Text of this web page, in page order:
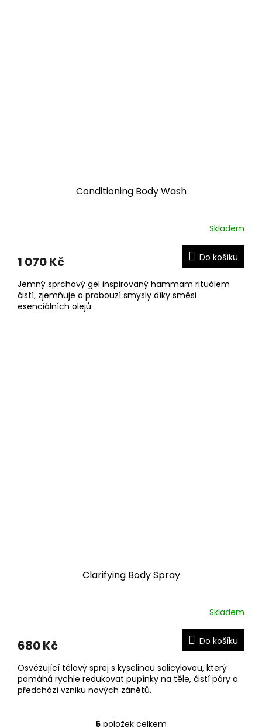
Conditioning Body Wash
Skladem
1 070 Kč Do košíku
Jemný sprchový gel inspirovaný hammam rituálem
čistí, zjemňuje a probouzí smysly díky směsi
esenciálních olejů.
Clarifying Body Spray
Skladem
680 Kč Do košíku
Osvěžující tělový sprej s kyselinou salicylovou, který
pomáhá rychle redukovat pupínky na těle, čistí póry a
předchází vzniku nových zánětů.
6 položek celkem